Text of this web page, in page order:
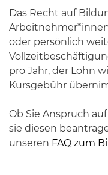
Das Recht auf
oder persönlich
pro Jahr, der Lohn
Kursgebühr
Ob Sie Anspruch
sie diesen
unseren FAQ zum